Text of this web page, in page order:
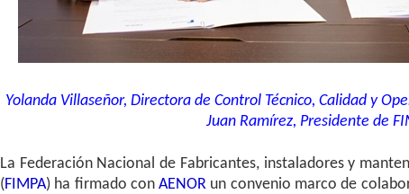
Yolanda Villaseñor, Directora de Control Técnico, Calidad y
Juan Ramírez, Presidente de
La Federación Nacional de Fabricantes, instaladores y
(FIMPA) ha firmado conAENOR un convenio marco de